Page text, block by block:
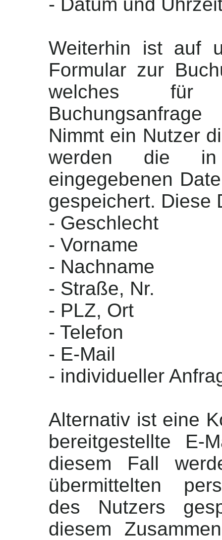
Weiterhin ist auf
Formular zur
welches für
Nimmt ein Nutzer
werden die in
eingegebenen
gespeichert. Diese
- Geschlecht
- Vorname
- Nachname
- Straße, Nr.
- PLZ, Ort
- Telefon
- E-Mail
- individueller
Alternativ ist eine
bereitgestellte E-
diesem Fall
übermittelten
des Nutzers
diesem